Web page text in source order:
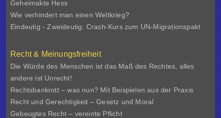
Geheimakte Hess
Wie verhindert man einen Weltkrieg?
Eindeutig - Zweideutig: Crash-Kurs zum UN-Migrationspakt
Recht & Meinungsfreiheit
Die Würde des Menschen ist das Maß des Rechtes, alles
andere ist Unrecht!
Rechtsbankrott – was nun? Mit Beispielen aus der Praxis
Recht und Gerechtigkeit – Gesetz und Moral
Gebeugtes Recht – vereinte Pflicht